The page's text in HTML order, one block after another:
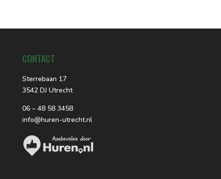
CONTACT
Sterrebaan 17
3542 DJ Utrecht
06 – 48 58 3458
info@huren-utrecht.nl